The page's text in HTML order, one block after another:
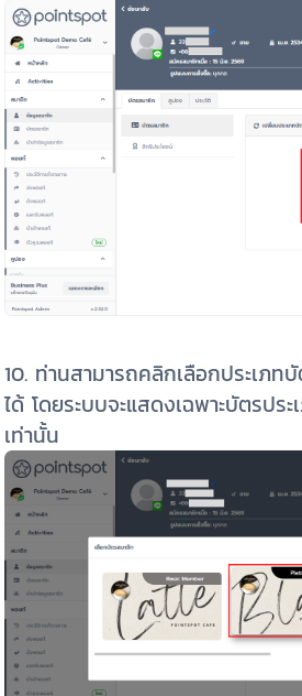
10. ท่านสามารถคลิกเลือกประเภท
ได้ โดยระบบจะแสดงเฉพาะบัตรประ
เท่านั้น